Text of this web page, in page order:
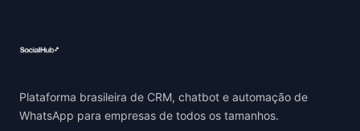
Plataforma brasileira de CRM, chatbot e automação de
WhatsApp para empresas de todos os tamanhos.